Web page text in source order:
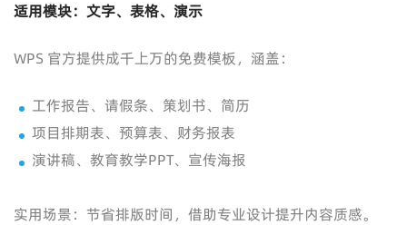
适用模块：文字、表格、演示
WPS 官方提供成千上万的免费模板，涵盖：
工作报告、请假条、策划书、简历
项目排期表、预算表、财务报表
演讲稿、教育教学PPT、宣传海报
实用场景：节省排版时间，借助专业设计提升内容质感。